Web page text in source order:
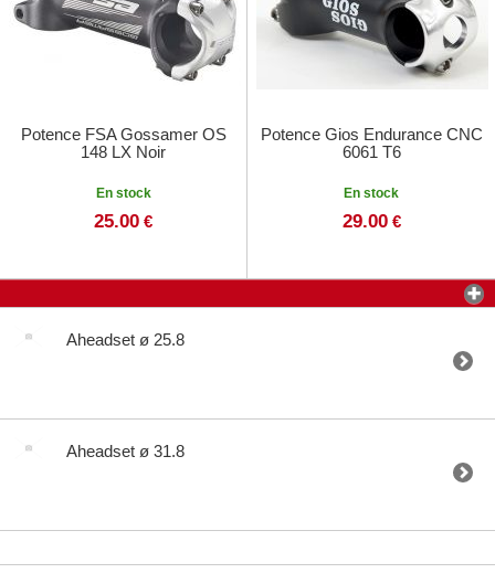
Potence FSA Gossamer OS
148 LX Noir
En stock
25.00 €
Potence Gios Endurance CNC
6061 T6
En stock
29.00 €
Aheadset ø 25.8
Aheadset ø 31.8